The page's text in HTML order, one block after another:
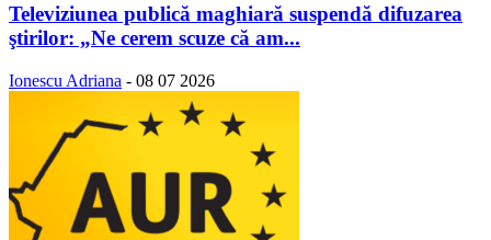
Televiziunea publică maghiară suspendă difuzarea
ştirilor: „Ne cerem scuze că am...
Ionescu Adriana - 08 07 2026